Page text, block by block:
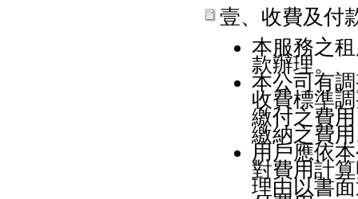
壹、收費及付
本服務之
款辦理。
本公司有
收費標準
繳付之費
繳納之費
用戶應依
對費用計
理由以書